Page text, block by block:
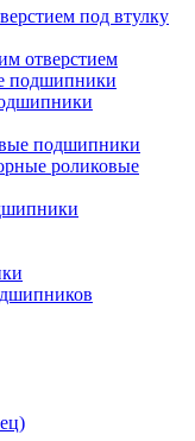
под втулку
отверстием
подшипники
подшипники
роликовые